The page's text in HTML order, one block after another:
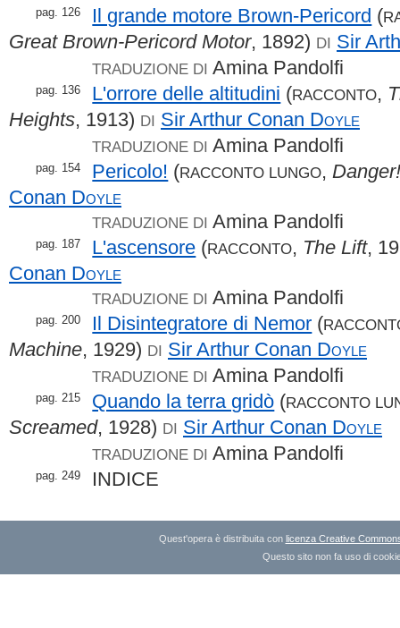
pag. 126 Il grande motore Brown-Pericord (
Great Brown-Pericord Motor, 1892) DI Sir
TRADUZIONE DI Amina Pandolfi
pag. 136 L'orrore delle altitudini (RACCONTO,
Heights, 1913) DI Sir Arthur Conan Doyle
TRADUZIONE DI Amina Pandolfi
pag. 154 Pericolo! (RACCONTO LUNGO,
Conan Doyle
TRADUZIONE DI Amina Pandolfi
pag. 187 L'ascensore (RACCONTO, The Lift,
Conan Doyle
TRADUZIONE DI Amina Pandolfi
pag. 200 Il Disintegratore di Nemor (
Machine, 1929) DI Sir Arthur Conan Doyle
TRADUZIONE DI Amina Pandolfi
pag. 215 Quando la terra gridò (RACCONTO
Screamed, 1928) DI Sir Arthur Conan Doyle
TRADUZIONE DI Amina Pandolfi
pag. 249 INDICE
Quest'opera è distribuita con licenza Creative
Questo sito non fa uso di